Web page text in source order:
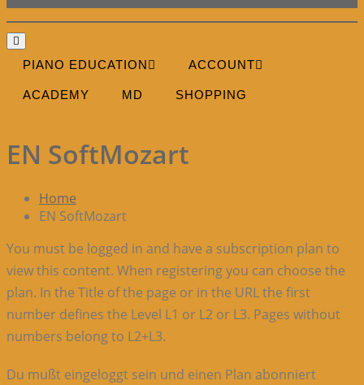
Toggle navigation
PIANO EDUCATION ACCOUNT
ACADEMY MD SHOPPING
EN SoftMozart
Home
EN SoftMozart
You must be logged in and have a subscription plan to
view this content. When registering you can choose the
plan. In the Title of the page or in the URL the first
number defines the Level L1 or L2 or L3. Pages without
numbers belong to L2+L3.
Du mußt eingeloggt sein und einen Plan abonniert